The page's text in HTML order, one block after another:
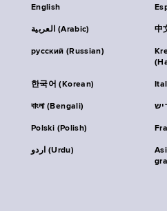
English
العربية (Arabic) 中
русский (Russian)
한국어 (Korean)
বাংলা (Bengali)
Polski (Polish)
اردو (Urdu)